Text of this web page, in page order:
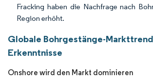
Fracking haben die Nachfrage nach
Region erhöht.
Globale Bohrgestänge-
Erkenntnisse
Onshore wird den Markt dominieren